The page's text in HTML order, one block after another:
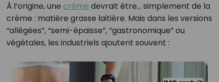
À l’origine, une crème devrait être… simplement de la
crème : matière grasse laitière. Mais dans les versions
“allégées”, “semi-épaisse”, “gastronomique” ou
végétales, les industriels ajoutent souvent :